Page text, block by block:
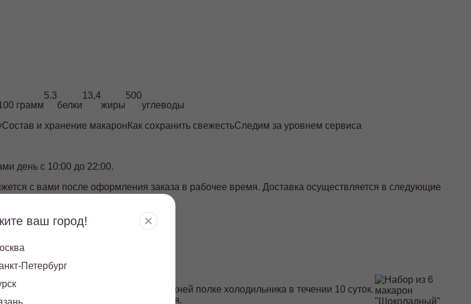
грамм
5.3
белки
13,4
жиры
500
углеводы
Состав и хранение макарон Как сохранить свежестьСледим за уровнем сервиса
день с 10:00 до 22:00.
с вами после оформления заказа в рабочее время. Доставка осуществляется в следующие
при температуре 4±2°С на верхней полке холодильника в течении 10 суток.
часа для максимального наслаждения.
ваш город!
Петербург